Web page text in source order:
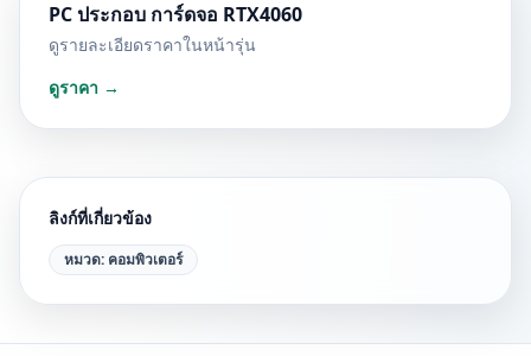
PC ประกอบ การ์ดจอ RTX4060
ดูรายละเอียดราคาในหน้ารุ่น
ดูราคา →
ลิงก์ที่เกี่ยวข้อง
หมวด: คอมพิวเตอร์